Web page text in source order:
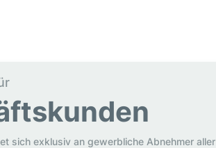
sich exklusiv an gewerbliche Abnehmer aller